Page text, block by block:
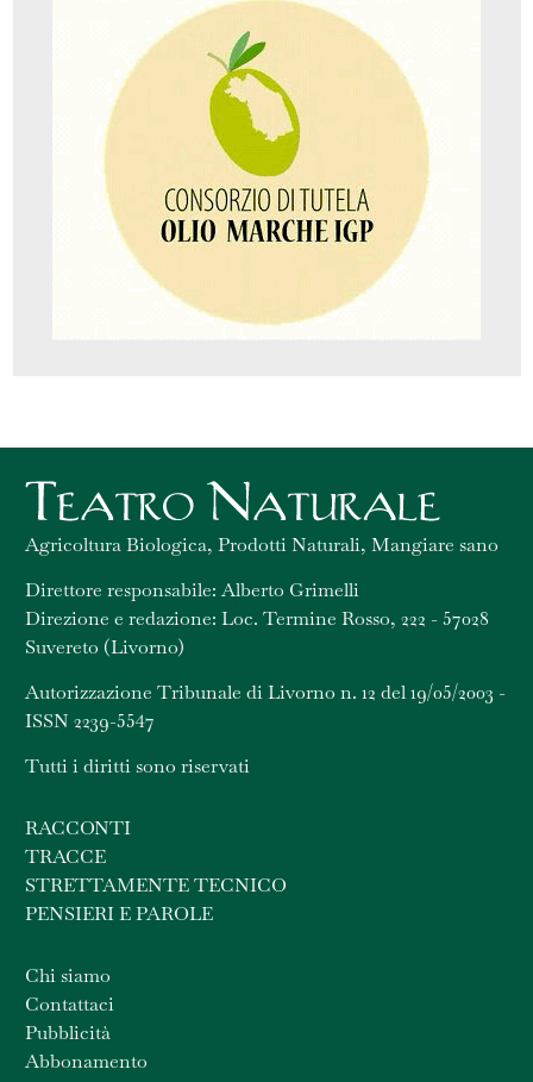
Agricoltura Biologica, Prodotti Naturali, Mangiare sano
Direttore responsabile: Alberto Grimelli
Direzione e redazione: Loc. Termine Rosso, 222 - 57028
Suvereto (Livorno)
Autorizzazione Tribunale di Livorno n. 12 del 19/05/2003 -
ISSN 2239-5547
Tutti i diritti sono riservati
RACCONTI
TRACCE
STRETTAMENTE TECNICO
PENSIERI E PAROLE
Chi siamo
Contattaci
Pubblicità
Abbonamento